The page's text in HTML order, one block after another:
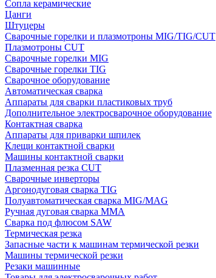
Сопла керамические
Цанги
Штуцеры
Сварочные горелки и плазмотроны MIG/TIG/CUT
Плазмотроны CUT
Сварочные горелки MIG
Сварочные горелки TIG
Сварочное оборудование
Автоматическая сварка
Аппараты для сварки пластиковых труб
Дополнительное электросварочное оборудование
Контактная сварка
Аппараты для приварки шпилек
Клещи контактной сварки
Машины контактной сварки
Плазменная резка CUT
Сварочные инверторы
Аргонодуговая сварка TIG
Полуавтоматическая сварка MIG/MAG
Ручная дуговая сварка MMA
Сварка под флюсом SAW
Термическая резка
Запасные части к машинам термической резки
Машины термической резки
Резаки машинные